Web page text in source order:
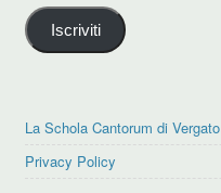
mail
Iscriviti
La Schola Cantorum di Vergato
Privacy Policy